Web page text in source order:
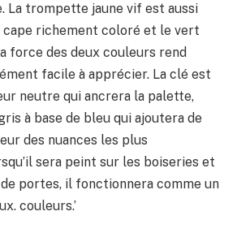
La trompette jaune vif est aussi
richement coloré et le vert
force des deux couleurs rend
facile à apprécier. La clé est
neutre qui ancrera la palette,
à base de bleu qui ajoutera de
des nuances les plus
sera peint sur les boiseries et
portes, il fonctionnera comme un
couleurs.’